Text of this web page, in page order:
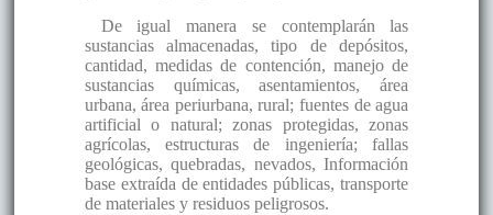
De igual manera se contemplarán las
sustancias almacenadas, tipo de depósitos,
cantidad, medidas de contención, manejo de
sustancias químicas, asentamientos, área
urbana, área periurbana, rural; fuentes de agua
artificial o natural; zonas protegidas, zonas
agrícolas, estructuras de ingeniería; fallas
geológicas, quebradas, nevados, Información
base extraída de entidades públicas, transporte
de materiales y residuos peligrosos.